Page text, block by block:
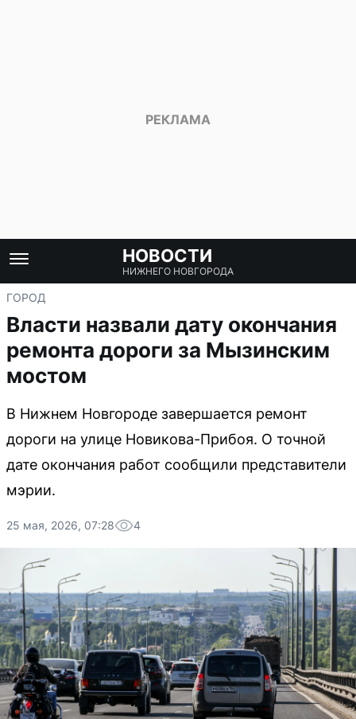
НОВОСТИ
НИЖНЕГО НОВГОРОДА
ГОРОД
Власти назвали дату окончания
ремонта дороги за Мызинским
мостом
В Нижнем Новгороде завершается ремонт
дороги на улице Новикова-Прибоя. О точной
дате окончания работ сообщили представители
мэрии.
25 мая, 2026, 07:28 4